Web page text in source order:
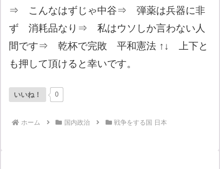
⇒ こんなはずじゃ中谷⇒ 弾薬は兵器に非
ず 消耗品なり⇒ 私はウソしか言わない人
間です⇒ 乾杯で完敗 平和憲法 ↑↓ 上下と
も押して頂けると幸いです。
いいね！ 0
ホーム 国内政治 戦争をする国 日本